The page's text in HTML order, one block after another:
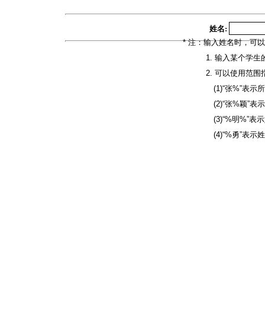
姓名:
* 注：输入姓名时，可以
1. 输入某个学生
2. 可以使用范围指
(1)“张%”表示所有
(2)“张%颖”表示第
(3)“%明%”表示姓
(4)“%勇”表示姓名